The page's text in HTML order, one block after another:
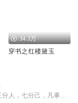
34.3万
穿书之红楼黛玉